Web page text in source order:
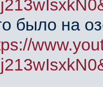
было на